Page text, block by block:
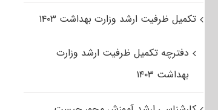
تکمیل ظرفیت ارشد وزارت بهداشت ۱۴۰۳
دفترچه تکمیل ظرفیت ارشد وزارت
بهداشت ۱۴۰۳